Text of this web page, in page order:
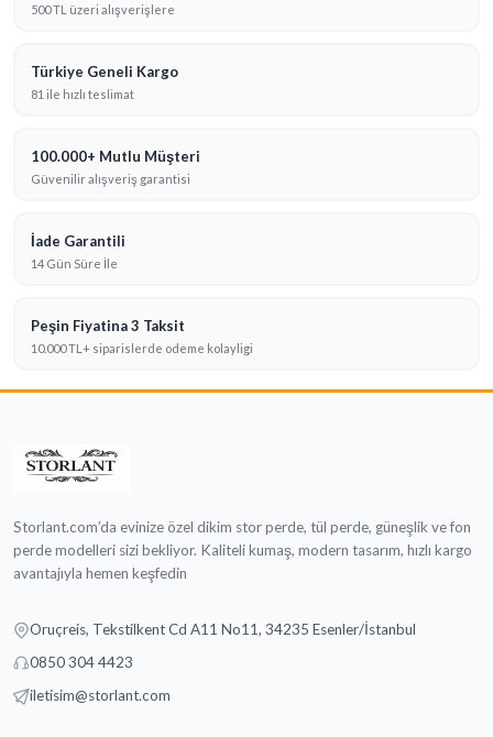
500 TL üzeri alışverişlere
Türkiye Geneli Kargo
81 ile hızlı teslimat
100.000+ Mutlu Müşteri
Güvenilir alışveriş garantisi
İade Garantili
14 Gün Süre İle
Peşin Fiyatina 3 Taksit
10.000 TL+ siparislerde odeme kolayligi
Storlant.com’da evinize özel dikim stor perde, tül perde, güneşlik ve fon
perde modelleri sizi bekliyor. Kaliteli kumaş, modern tasarım, hızlı kargo
avantajıyla hemen keşfedin
Oruçreis, Tekstilkent Cd A11 No11, 34235 Esenler/İstanbul
0850 304 4423
iletisim@storlant.com